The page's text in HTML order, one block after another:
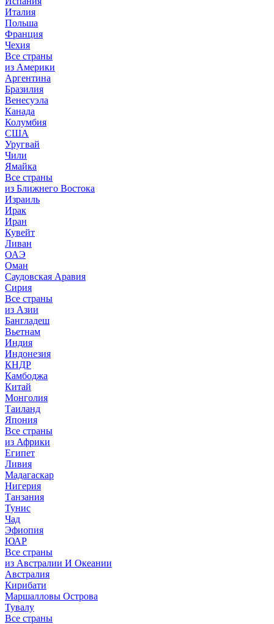
Италия
Польша
Франция
Чехия
Все страны
из Америки
Аргентина
Бразилия
Венесуэла
Канада
Колумбия
США
Уругвай
Чили
Ямайка
Все страны
из Ближнего Востока
Израиль
Ирак
Иран
Кувейт
Ливан
ОАЭ
Оман
Саудовская Аравия
Сирия
Все страны
из Азии
Бангладеш
Вьетнам
Индия
Индонезия
КНДР
Камбоджа
Китай
Монголия
Таиланд
Япония
Все страны
из Африки
Египет
Ливия
Мадагаскар
Нигерия
Танзания
Тунис
Чад
Эфиопия
ЮАР
Все страны
из Австралии И Океании
Австралия
Кирибати
Маршалловы Острова
Тувалу
Все страны